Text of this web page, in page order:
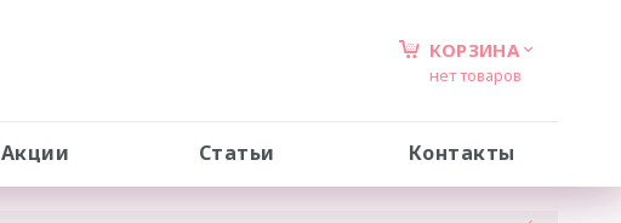
КОРЗИНА
нет товаров
Акции Статьи Контакты